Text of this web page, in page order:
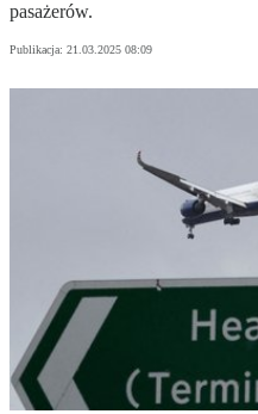
pasażerów.
Publikacja: 21.03.2025 08:09